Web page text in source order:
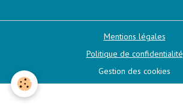
Mentions légales
Politique de confidentialité
Gestion des cookies